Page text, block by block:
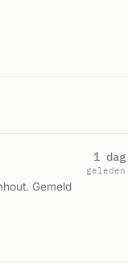
Gemeld
1 dag
geleden